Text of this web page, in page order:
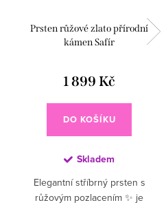
Prsten růžové zlato přírodní
kámen Safír
1 899 Kč
DO KOŠÍKU
Skladem
Elegantní stříbrný prsten s
růžovým pozlacením ✨ je